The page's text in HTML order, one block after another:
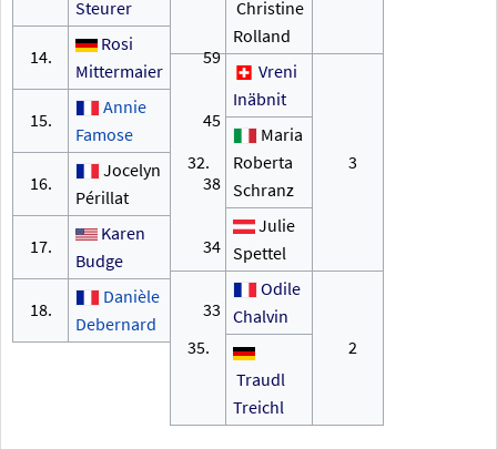
Steurer
14.
Rosi
Mittermaier
59
15.
Annie
Famose
45
16.
Jocelyn
Périllat
38
17.
Karen
Budge
34
18.
Danièle
Debernard
33
Christine
Rolland
32.
Vreni
Inäbnit
3
Maria
Roberta
Schranz
Julie
Spettel
35.
Odile
Chalvin
2
Traudl
Treichl